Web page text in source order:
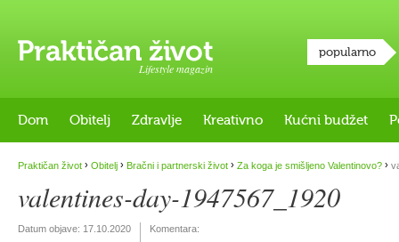
Lifestyle magazin
popularno
Dom Obitelj Zdravlje Kreativno Kućni budžet
Praktičan život › Obitelj › Bračni i partnerski život › Za koga je smišljeno Valentinovo? ›
valentines-day-1947567_1920
Datum objave: 17.10.2020 Komentara: